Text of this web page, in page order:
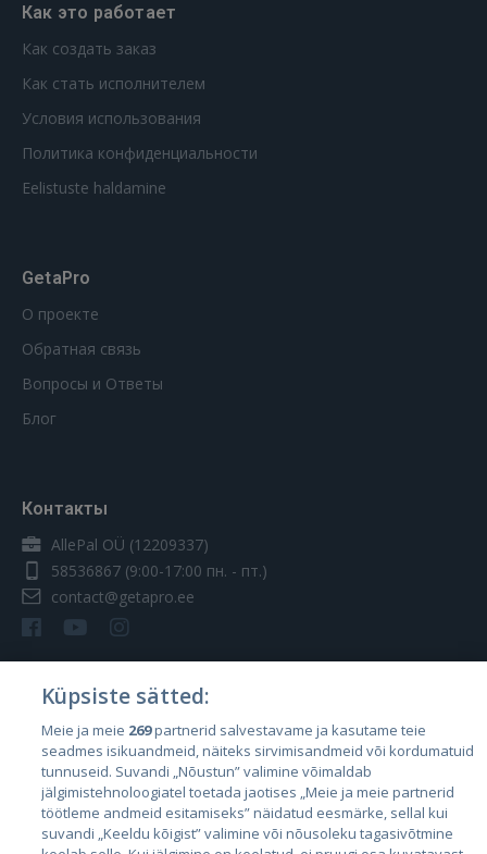
Как это работает
Как создать заказ
Как стать исполнителем
Условия использования
Политика конфиденциальности
Eelistuste haldamine
GetaPro
О проекте
Обратная связь
Вопросы и Ответы
Блог
Контакты
AllePal OÜ (12209337)
58536867 (9:00-17:00 пн. - пт.)
contact@getapro.ee
Страны
Эстония
Латвия
Литва
Küpsiste sätted:
Meie ja meie 269partnerid salvestavame ja kasutame teie
seadmes isikuandmeid, näiteks sirvimisandmeid või kordumatuid
tunnuseid. Suvandi „Nõustun” valimine võimaldab
jälgimistehnoloogiatel toetada jaotises „Meie ja meie partnerid
töötleme andmeid esitamiseks” näidatud eesmärke, sellal kui
suvandi „Keeldu kõigist” valimine või nõusoleku tagasivõtmine